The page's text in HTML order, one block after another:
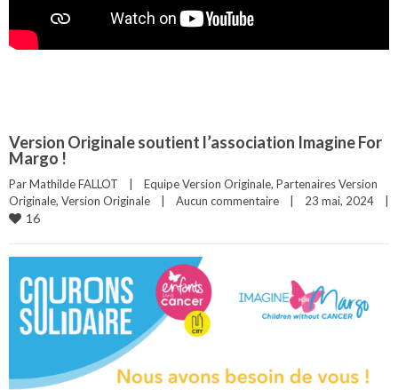
Version Originale soutient l’association Imagine For
Margo !
Par Mathilde FALLOT Equipe Version Originale, Partenaires Version
Originale, Version Originale Aucun commentaire 23 mai, 2024
16